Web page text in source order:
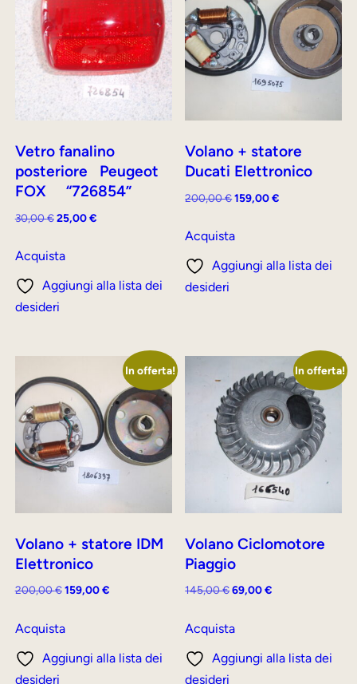
Vetro fanalino
posteriore Peugeot
FOX “726854”
30,00€ Il
originale
30,00 €.
25,00€Il
25,00 €.
Acquista
Aggiungi alla lista dei
desideri
Volano + statore
Ducati Elettronico
200,00€Il
originale
200,00 €.
159,00€
159,00 €.
Acquista
Aggiungi alla lista dei
desideri
In offerta!
Volano + statore IDM
Elettronico
200,00€ Il
originale
200,00 €.
159,00€Il
159,00 €.
Acquista
Aggiungi alla lista dei
desideri
In offerta!
Volano Ciclomotore
Piaggio
145,00€Il
originale
145,00 €.
69,00€
69,00 €.
Acquista
Aggiungi alla lista dei
desideri